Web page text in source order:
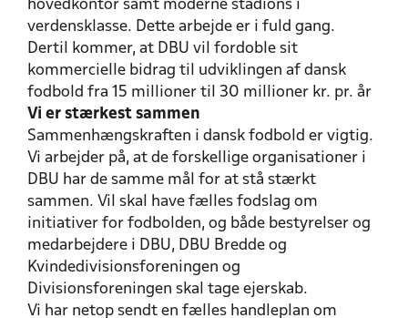
hovedkontor samt moderne stadions i
verdensklasse. Dette arbejde er i fuld gang.
Dertil kommer, at DBU vil fordoble sit
kommercielle bidrag til udviklingen af dansk
fodbold fra 15 millioner til 30 millioner kr. pr. år
Vi er stærkest sammen
Sammenhængskraften i dansk fodbold er vigtig.
Vi arbejder på, at de forskellige organisationer i
DBU har de samme mål for at stå stærkt
sammen. Vil skal have fælles fodslag om
initiativer for fodbolden, og både bestyrelser og
medarbejdere i DBU, DBU Bredde og
Kvindedivisionsforeningen og
Divisionsforeningen skal tage ejerskab.
Vi har netop sendt en fælles handleplan om